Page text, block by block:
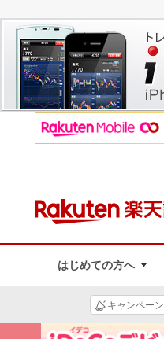
はじめての方へ
キャンペーン